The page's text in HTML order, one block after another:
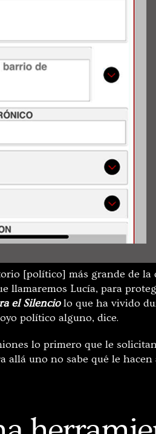
[político] más grande de la
llamaremos Lucía, para
el Silenciolo que ha vivido
político alguno, dice.
lo primero que le
allá uno no sabe qué le